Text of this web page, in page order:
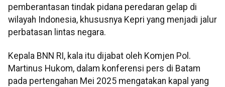
pemberantasan tindak pidana peredaran gelap di
wilayah Indonesia, khususnya Kepri yang menjadi jalur
perbatasan lintas negara.
Kepala BNN RI, kala itu dijabat oleh Komjen Pol.
Martinus Hukom, dalam konferensi pers di Batam
pada pertengahan Mei 2025 mengatakan kapal yang